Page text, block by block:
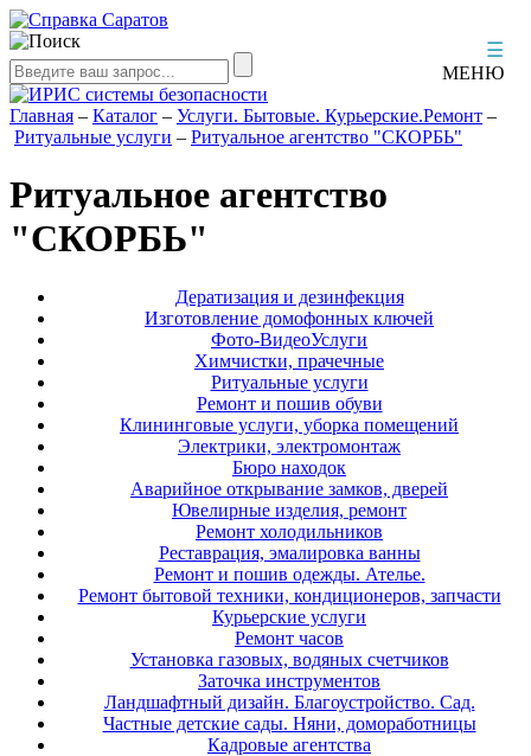
☰
МЕНЮ
Главная – Каталог – Услуги. Бытовые. Курьерские.Ремонт –
Ритуальные услуги – Ритуальное агентство "СКОРБЬ"
Ритуальное агентство
"СКОРБЬ"
Дератизация и дезинфекция
Изготовление домофонных ключей
Фото-ВидеоУслуги
Химчистки, прачечные
Ритуальные услуги
Ремонт и пошив обуви
Клининговые услуги, уборка помещений
Электрики, электромонтаж
Бюро находок
Аварийное открывание замков, дверей
Ювелирные изделия, ремонт
Ремонт холодильников
Реставрация, эмалировка ванны
Ремонт и пошив одежды. Ателье.
Ремонт бытовой техники, кондиционеров, запчасти
Курьерские услуги
Ремонт часов
Установка газовых, водяных счетчиков
Заточка инструментов
Ландшафтный дизайн. Благоустройство. Сад.
Частные детские сады. Няни, домоработницы
Кадровые агентства